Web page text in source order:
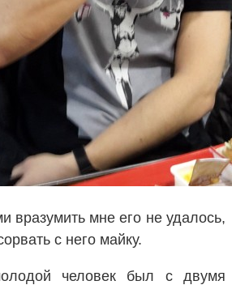
вразумить мне его не удалось,
с него майку.
человек был с двумя